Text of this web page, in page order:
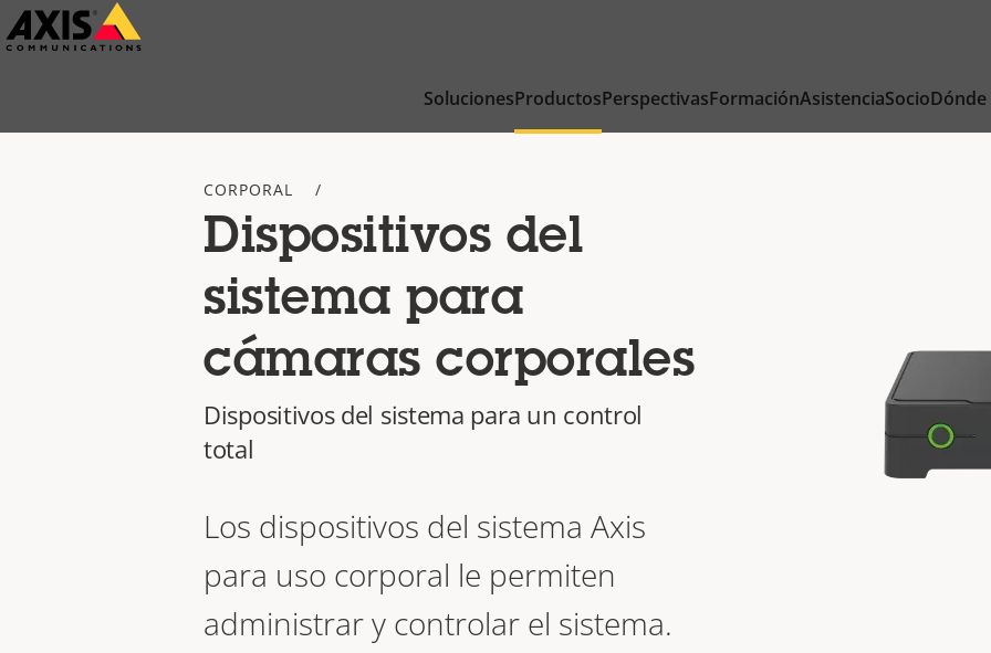
Saltar
al
SolucionesProductosPerspectivasFormaciónAsistenciaSocio
CORPORAL
Dispositivos del
sistema para
cámaras corporales
Dispositivos del sistema para un control
total
Los dispositivos del sistema Axis
para uso corporal le permiten
administrar y controlar el sistema.